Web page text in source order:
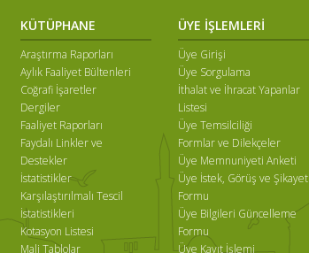
KÜTÜPHANE
Araştırma Raporları
Aylık Faaliyet Bültenleri
Coğrafi İşaretler
Dergiler
Faaliyet Raporları
Faydalı Linkler ve
Destekler
İstatistikler
Karşılaştırılmalı Tescil
İstatistikleri
Kotasyon Listesi
Mali Tablolar
ÜYE İŞLEMLERİ
Üye Girişi
Üye Sorgulama
İthalat ve İhracat Yapanlar
Listesi
Üye Temsilciliği
Formlar ve Dilekçeler
Üye Memnuniyeti Anketi
Üye İstek, Görüş ve Şikayet
Formu
Üye Bilgileri Güncelleme
Formu
Üye Kayıt İşlemi